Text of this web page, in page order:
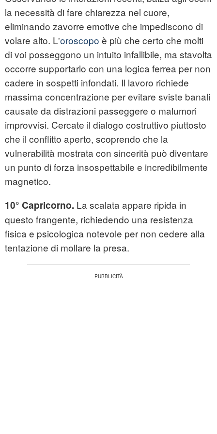
la necessità di fare chiarezza nel cuore,
eliminando zavorre emotive che impediscono di
volare alto. L'oroscopo è più che certo che molti
di voi posseggono un intuito infallibile, ma stavolta
occorre supportarlo con una logica ferrea per non
cadere in sospetti infondati. Il lavoro richiede
massima concentrazione per evitare sviste banali
causate da distrazioni passeggere o malumori
improvvisi. Cercate il dialogo costruttivo piuttosto
che il conflitto aperto, scoprendo che la
vulnerabilità mostrata con sincerità può diventare
un punto di forza insospettabile e incredibilmente
magnetico.
10° Capricorno. La scalata appare ripida in
questo frangente, richiedendo una resistenza
fisica e psicologica notevole per non cedere alla
tentazione di mollare la presa.